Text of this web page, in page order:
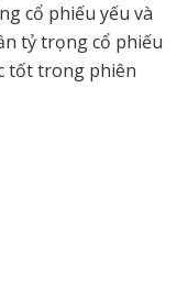
cổ phiếu yếu và
tỷ trọng cổ phiếu
tốt trong phiên